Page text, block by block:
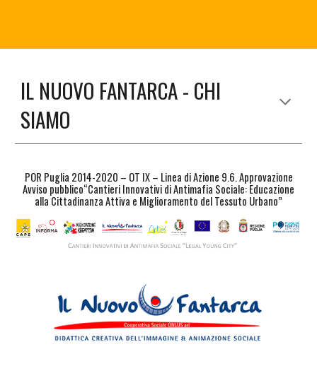
IL NUOVO FANTARCA - CHI
SIAMO
POR Puglia 2014-2020 – OT IX – Linea di Azione 9.6. Approvazione
Avviso pubblico“Cantieri Innovativi di Antimafia Sociale: Educazione
alla Cittadinanza Attiva e Miglioramento del Tessuto Urbano”